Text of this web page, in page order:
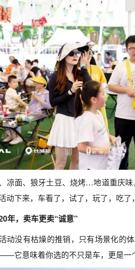
凉面、狼牙土豆、烧烤…地道重庆
动下来，车看了，试了，玩了，吃
年，卖车更卖“诚意”
动没有枯燥的推销，只有场景化的
它意味着你选的不只是车，更是一